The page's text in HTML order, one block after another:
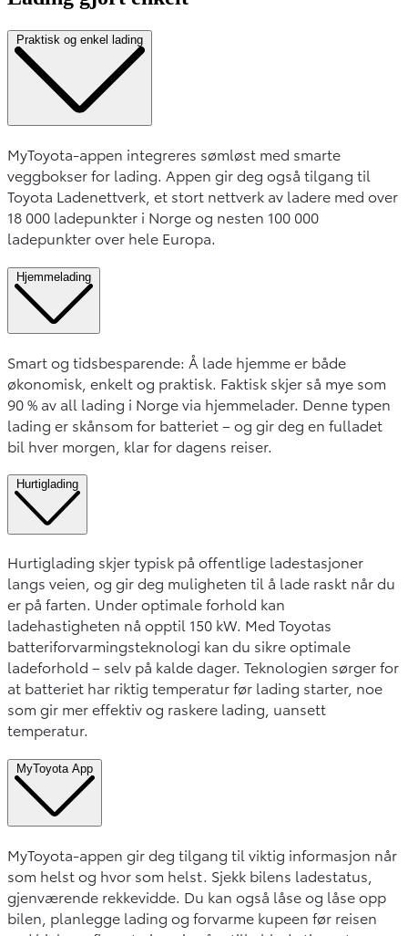
Praktisk og enkel lading
MyToyota-appen integreres sømløst med smarte
veggbokser for lading. Appen gir deg også tilgang til
Toyota Ladenettverk, et stort nettverk av ladere med over
18 000 ladepunkter i Norge og nesten 100 000
ladepunkter over hele Europa.
Hjemmelading
Smart og tidsbesparende: Å lade hjemme er både
økonomisk, enkelt og praktisk. Faktisk skjer så mye som
90 % av all lading i Norge via hjemmelader. Denne typen
lading er skånsom for batteriet – og gir deg en fulladet
bil hver morgen, klar for dagens reiser.
Hurtiglading
Hurtiglading skjer typisk på offentlige ladestasjoner
langs veien, og gir deg muligheten til å lade raskt når du
er på farten. Under optimale forhold kan
ladehastigheten nå opptil 150 kW. Med Toyotas
batteriforvarmingsteknologi kan du sikre optimale
ladeforhold – selv på kalde dager. Teknologien sørger for
at batteriet har riktig temperatur før lading starter, noe
som gir mer effektiv og raskere lading, uansett
temperatur.
MyToyota App
MyToyota-appen gir deg tilgang til viktig informasjon når
som helst og hvor som helst. Sjekk bilens ladestatus,
gjenværende rekkevidde. Du kan også låse og låse opp
bilen, planlegge lading og forvarme kupeen før reisen